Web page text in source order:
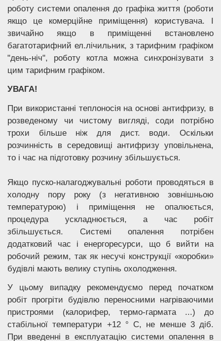
роботу системи опалення до графіка життя (роботи
якщо це комерційне приміщення) користувача. І
звичайно якщо в приміщенні встановлено
багатотарифний ел.лічильник, з тарифним графіком
"день-ніч", роботу котла можна синхронізувати з
цим тарифним графіком.
УВАГА!
При використанні теплоносія на основі антифризу, в
розведеному чи чистому вигляді, соди потрібно
трохи більше ніж для дист. води. Оскільки
розчинність в середовищі антифризу уповільнена,
то і час на підготовку розчину збільшується.
Якщо пуско-налагоджувальні роботи проводяться в
холодну пору року (з негативною зовнішньою
температурою) і приміщення не опалюється,
процедура ускладнюється, а час робіт
збільшується. Системі опалення потрібен
додатковий час і енергоресурси, що б вийти на
робочий режим, так як несучі конструкції «коробки»
будівлі мають велику ступінь охолодження.
У цьому випадку рекомендуємо перед початком
робіт прогріти будівлю переносними нагріваючими
пристроями (калорифер, термо-гармата ...) до
стабільної температури +12 ° С, не менше 3 діб.
При введенні в експлуатацію системи опалення в